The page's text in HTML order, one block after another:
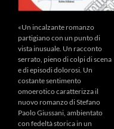
«Un incalzante romanzo
partigiano con un punto di
vista inusuale. Un racconto
serrato, pieno di colpi di scena
e di episodi dolorosi. Un
costante sentimento
omoerotico caratterizza il
nuovo romanzo di Stefano
Paolo Giussani, ambientato
con fedeltà storica in un